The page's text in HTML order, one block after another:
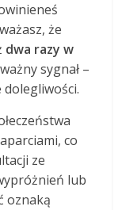
że
dwa razy w
sygnał –
co
ze
lub
oznaką